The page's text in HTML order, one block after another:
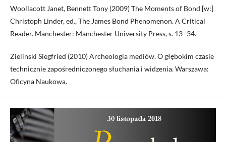
Woollacott Janet, Bennett Tony (2009) The Moments of Bond [w:]
Christoph Linder, ed., The James Bond Phenomenon. A Critical
Reader. Manchester: Manchester University Press, s. 13−34.
Zielinski Siegfried (2010) Archeologia mediów. O głębokim czasie
technicznie zapośredniczonego słuchania i widzenia. Warszawa:
Oficyna Naukowa.